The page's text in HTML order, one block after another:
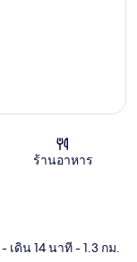
ร้านอาหาร
- เดิน 14 นาที- 1.3 กม.